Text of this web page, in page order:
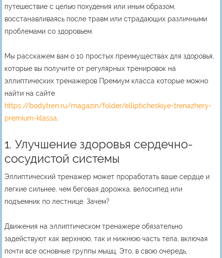
путешествие с целью похудения или иным образом,
восстанавливаясь после травм или страдающих различными
проблемами со здоровьем.
Мы расскажем вам о 10 простых преимуществах для здоровья,
которые вы получите от регулярных тренировок на
эллиптических тренажеров Премиум класса которые можно
найти на сайте
https://bodytren.ru/magazin/folder/ellipticheskiye-trenazhery-
premium-klassa.
1. Улучшение здоровья сердечно-
сосудистой системы
Эллиптический тренажер может проработать ваше сердце и
легкие сильнее, чем беговая дорожка, велосипед или
подъемник по лестнице. Зачем?
Движения на эллиптическом тренажере обязательно
задействуют как верхнюю, так и нижнюю часть тела, включая
почти все основные группы мышц. Это, в свою очередь,